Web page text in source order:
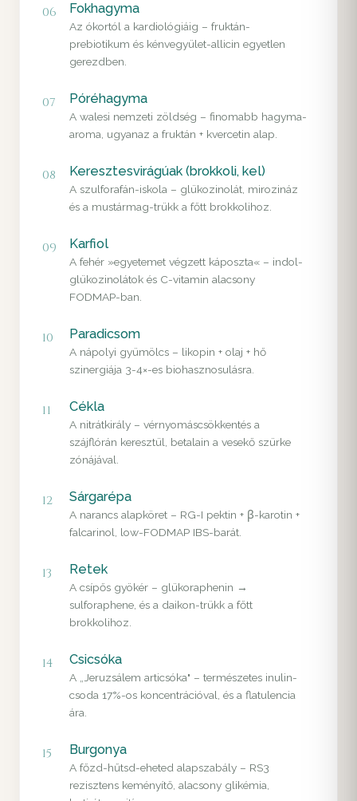
06 Fokhagyma
Az ókortól a kardiológiáig – fruktán-
prebiotikum és kénvegyület-allicin egyetlen
gerezdben.
07 Póréhagyma
A walesi nemzeti zöldség – finomabb hagyma-
aroma, ugyanaz a fruktán + kvercetin alap.
08 Keresztesvirágúak (brokkoli, kel)
A szulforafán-iskola – glükozinolát, mirozináz
és a mustármag-trükk a főtt brokkolihoz.
09 Karfiol
A fehér »egyetemet végzett káposzta« – indol-
glükozinolátok és C-vitamin alacsony
FODMAP-ban.
10 Paradicsom
A nápolyi gyümölcs – likopin + olaj + hő
szinergiája 3-4×-es biohasznosulásra.
11 Cékla
A nitrátkirály – vérnyomáscsökkentés a
szájflórán keresztül, betalain a vesekő szürke
zónájával.
12 Sárgarépa
A narancs alapköret – RG-I pektin + β-karotin +
falcarinol, low-FODMAP IBS-barát.
13 Retek
A csípős gyökér – glükoraphenin →
sulforaphene, és a daikon-trükk a főtt
brokkolihoz.
14 Csicsóka
A „Jeruzsálem articsóka" – természetes inulin-
csoda 17%-os koncentrációval, és a flatulencia
ára.
15 Burgonya
A főzd-hűtsd-eheted alapszabály – RS3
rezisztens keményítő, alacsony glikémia,